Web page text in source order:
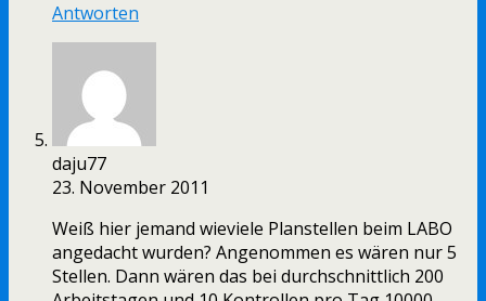
Antworten
daju77
23. November 2011
Weiß hier jemand wieviele Planstellen beim LABO
angedacht wurden? Angenommen es wären nur 5
Stellen. Dann wären das bei durchschnittlich 200